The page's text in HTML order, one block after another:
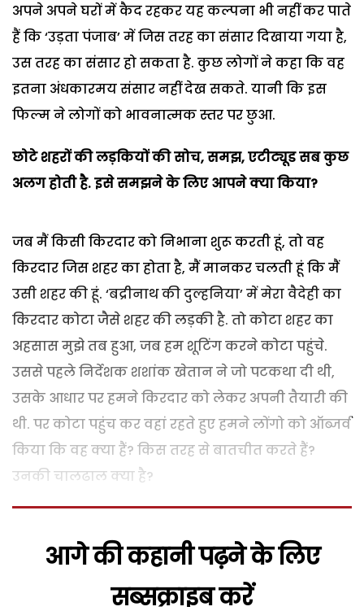
अपने अपने घरों में कैद रहकर यह कल्पना भी नहीं कर पाते
हैं कि ‘उड़ता पंजाब’ में जिस तरह का संसार दिखाया गया है,
उस तरह का संसार हो सकता है. कुछ लोगों ने कहा कि वह
इतना अंधकारमय संसार नहीं देख सकते. यानी कि इस
फिल्म ने लोगों को भावनात्मक स्तर पर छुआ.
छोटे शहरों की लड़कियों की सोच,समझ,एटीट्यूड सब कुछ
अलग होती है. इसे समझने के लिए आपने क्या किया?
जब मैं किसी किरदार को निभाना शुरू करती हूं, तो वह
किरदार जिस शहर का होता है, मैं मानकर चलती हूं कि मैं
उसी शहर की हूं. ‘बद्रीनाथ की दुल्हनिया’ में मेरा वैदेही का
किरदार कोटा जैसे शहर की लड़की है. तो कोटा शहर का
अहसास मुझे तब हुआ, जब हम शूटिंग करने कोटा पहुंचे.
उससे पहले निर्देशक शशांक खेतान ने जो पटकथा दी थी,
उसके आधार पर हमने किरदार को लेकर अपनी तैयारी की
थी. पर कोटा पहुंच कर वहां रहते हुए हमने लोंगो को ऑब्जर्व
किया कि वह क्या हैं? किस तरह से बातचीत करते हैं?
उनकी चालढाल क्या है?
आगे की कहानी पढ़ने के लिए
सब्सक्राइब करें